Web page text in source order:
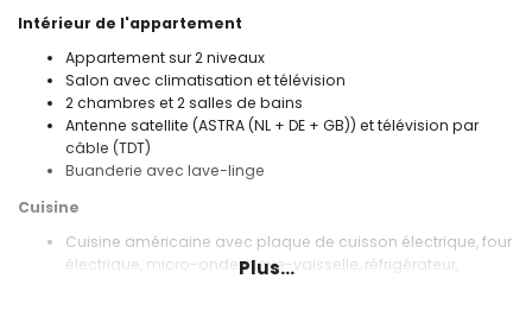
Intérieur de l'appartement
Appartement sur 2 niveaux
Salon avec climatisation et télévision
2 chambres et 2 salles de bains
Antenne satellite (ASTRA (NL + DE + GB)) et télévision par
câble (TDT)
Buanderie avec lave-linge
Cuisine
Cuisine américaine avec plaque de cuisson électrique, four
électrique, micro-ondes, lave-vaisselle, réfrigérateur,
Plus...